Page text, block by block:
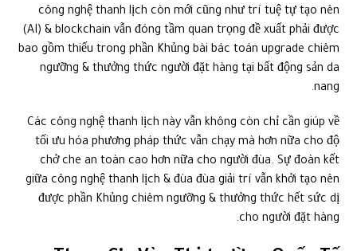
công nghệ thanh lịch còn mới cũng như trí tuệ tự tạo nên
(AI) & blockchain vẫn đóng tầm quan trọng đề xuất phải được
bao gồm thiếu trong phần Khủng bài bác toán upgrade chiêm
ngưỡng & thưởng thức người đặt hàng tại bất động sản da
nang.
Các công nghệ thanh lịch này vẫn không còn chỉ cần giúp về
tối ưu hóa phương pháp thức vẫn chạy mà hơn nữa cho độ
chở che an toàn cao hơn nữa cho người đùa. Sự đoàn kết
giữa công nghệ thanh lịch & đùa đùa giải trí vẫn khởi tạo nên
được phần Khủng chiêm ngưỡng & thưởng thức hết sức dị
cho người đặt hàng.